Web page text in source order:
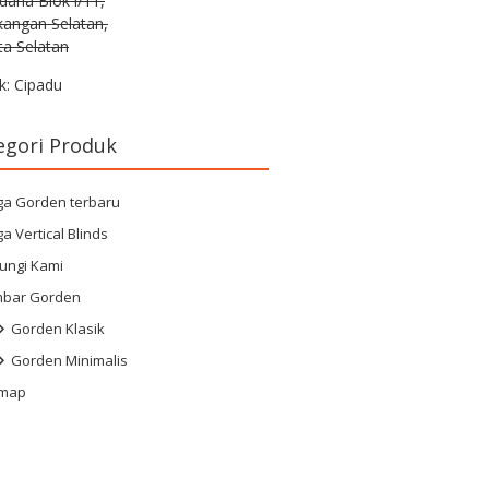
Selatan,
Selatan
Cipadu
Produk
Gorden terbaru
Vertical Blinds
Kami
Gorden
Gorden Klasik
Gorden Minimalis